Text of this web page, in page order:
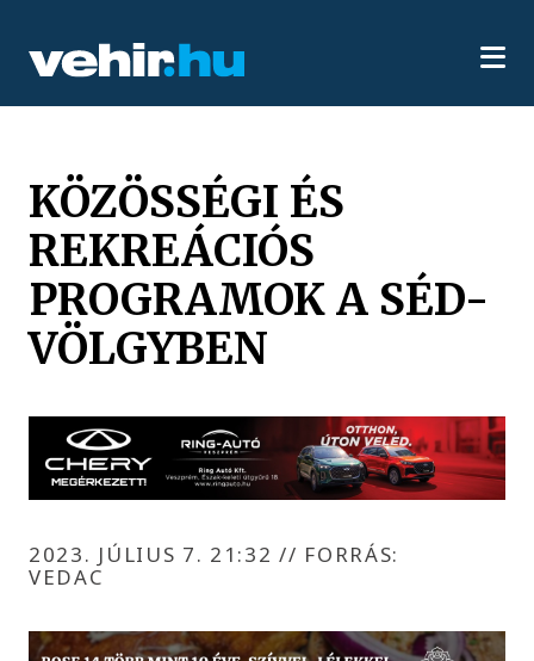
KÖZÖSSÉGI ÉS
REKREÁCIÓS
PROGRAMOK A SÉD-
VÖLGYBEN
2023. JÚLIUS 7. 21:32// FORRÁS:
VEDAC